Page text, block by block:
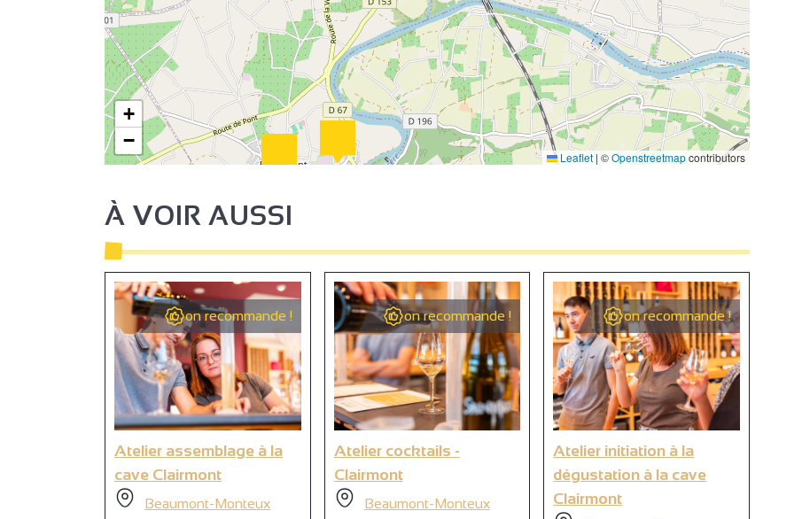
+
−
Leaflet | ©Openstreetmapcontributors
À VOIR AUSSI
on recommande !
Atelier assemblage à la
cave Clairmont
Beaumont-Monteux
on recommande !
Atelier cocktails -
Clairmont
Beaumont-Monteux
on recommande !
Atelier initiation à la
dégustation à la cave
Clairmont